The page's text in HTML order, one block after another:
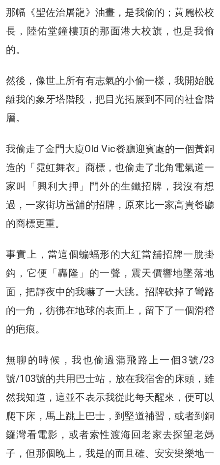
那幅《聖佐治屠龍》油畫，是我偷的；黃麗松校
長，陸佑堂鐘樓頂的那面港大校旗，也是我偷
的。
然後，像世上所有有志氣的小偷一樣，我開始脫
離我的象牙塔階段，把目光拓展到不同的社會階
層。
我偷走了金門大廈Old Vic餐廳迎賓處的一個黃銅
造的「霓虹舞衣」商標，也偷走了北角電氣道一
家叫「興利大押」門外的生鐵招牌，我沒有想
過，一家街坊當舖的招牌，原來比一家高貴餐廳
的商標更重。
事實上，當這個蝙蝠形的大紅當舖招牌一脫掛
鈎，它便「轟隆」的一聲，震天價響地墜落地
面，把靜夜中的我嚇了一大跳。招牌砍掉了彎路
的一角，彷彿在地球的表面上，留下了一個滑稽
的疤痕。
無聊的時候，我也偷過蒲飛路上一個3號/23
號/103號的共用巴士站，放在我宿舍的床頭，雖
然我知道，這並不表示我從此每天醒來，便可以
爬下床，馬上跳上巴士，到堅道補習，或者到銅
鑼灣看電影，或者索性渡海回老家去探望老媽
子，但那個晚上，我是的而且確、安安樂樂地一